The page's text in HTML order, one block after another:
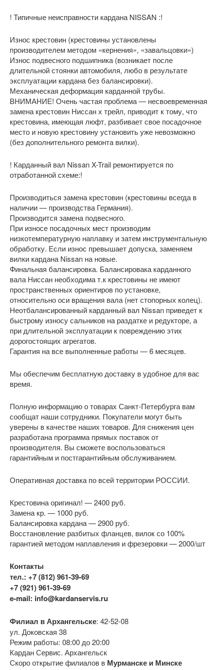
! Типичные неисправности кардана NISSAN :!
Износ крестовин (крестовины установлены
производителем методом «кернения», «завальцовки»)
Износ подвесного подшипника (возникает после
длительной стоянки автомобиля, любо в результате
эксплуатации кардана без балансировки).
Механическая деформация карданной трубы.
ВНИМАНИЕ! Очень частая проблема — несвоевременная
замена крестовин Ниссан х трейл, приводит к тому, что
крестовина, имеющая люфт, разбивает свое посадочное
место и новую крестовину установить уже невозможно
(без дополнительного ремонта вилки).
! Карданный вал Nissan X-Trail ремонтируется по
отработанной схеме:!
Производиться замена крестовин (крестовины всегда в
наличии — производства Германия).
Производится замена подвесного.
При износе посадочных мест производим
низкотемпературную наплавку и затем инструментальную
обработку. Если износ превышает допуска, заменяем
вилки кардана Nissan на новые.
Финальная балансировка. Балансировака карданного
вала Ниссан необходима т.к крестовины не имеют
пространственных ориентиров по установке,
относительно оси вращения вала (нет стопорных колец).
Неотбалансированный карданный вал Nissan приведет к
быстрому износу сальников на раздатке и редукторе, а
при длительной эксплуатации к повреждению этих
дорогостоящих агрегатов.
Гарантия на все выполненные работы — 6 месяцев.
Мы обеспечим бесплатную доставку в удобное для вас
время.
Полную информацию о товарах Санкт-Петербурга вам
сообщат наши сотрудники. Покупатели могут быть
уверены в качестве наших товаров. Для снижения цен
разработана программа прямых поставок от
производителя. Вы сможете воспользоваться
гарантийным и постгарантийным обслуживанием.
Оперативная доставка по всей территории РОССИИ.
Крестовина оригинал! — 2400 руб.
Замена кр. — 1000 руб.
Балансировка кардана — 2900 руб.
Восстановление разбитых фланцев, вилок со 100%
гарантией методом наплавления и фрезеровки — 2000/шт
Контакты
тел.: +7 (812) 961-39-69
+7 (921) 961-39-69
e-mail: info@kardanservis.ru
Филиал в Архангельске: 42-52-08
ул. Доковская 38
Режим работы: 08:00 до 20:00
Кардан Сервис. Архангельск
Скоро открытие филиалов в Мурманске и Минске